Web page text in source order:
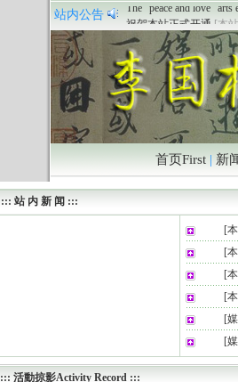
站内公告
祝贺本站正式开通
[本
首页First | 新
::: 站 内 新 闻 :::
[
[
[
[
[
[
::: 活動掠影Activity Record :::